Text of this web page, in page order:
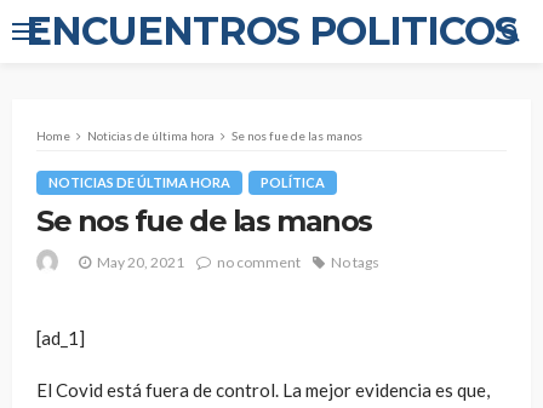
ENCUENTROS POLITICOS
Home Noticias de última hora Se nos fue de las manos
NOTICIAS DE ÚLTIMA HORA POLÍTICA
Se nos fue de las manos
May 20, 2021 no comment No tags
[ad_1]
El Covid está fuera de control. La mejor evidencia es que,